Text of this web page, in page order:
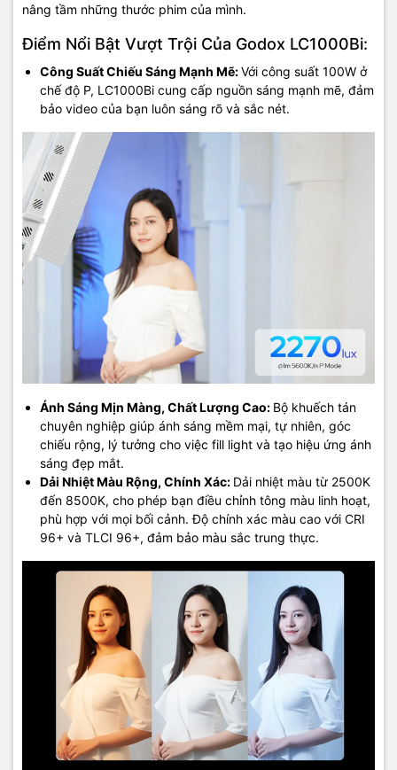
nâng tầm những thước phim của mình.
Điểm Nổi Bật Vượt Trội Của Godox LC1000Bi:
Công Suất Chiếu Sáng Mạnh Mẽ:Với công suất 100W ở
chế độ P, LC1000Bi cung cấp nguồn sáng mạnh mẽ, đảm
bảo video của bạn luôn sáng rõ và sắc nét.
Ánh Sáng Mịn Màng, Chất Lượng Cao: Bộ khuếch tán
chuyên nghiệp giúp ánh sáng mềm mại, tự nhiên, góc
chiếu rộng, lý tưởng cho việc fill light và tạo hiệu ứng ánh
sáng đẹp mắt.
Dải Nhiệt Màu Rộng, Chính Xác: Dải nhiệt màu từ 2500K
đến 8500K, cho phép bạn điều chỉnh tông màu linh hoạt,
phù hợp với mọi bối cảnh. Độ chính xác màu cao với CRI
96+ và TLCI 96+, đảm bảo màu sắc trung thực.